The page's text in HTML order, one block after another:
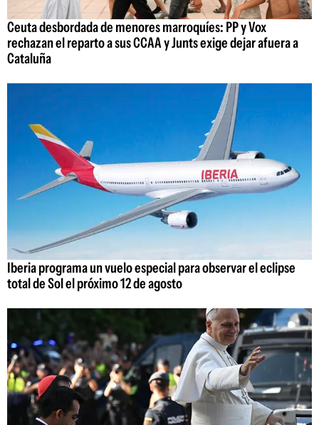
Ceuta desbordada de menores marroquíes: PP y Vox
rechazan el reparto a sus CCAA y Junts exige dejar afuera a
Cataluña
Iberia programa un vuelo especial para observar el eclipse
total de Sol el próximo 12 de agosto